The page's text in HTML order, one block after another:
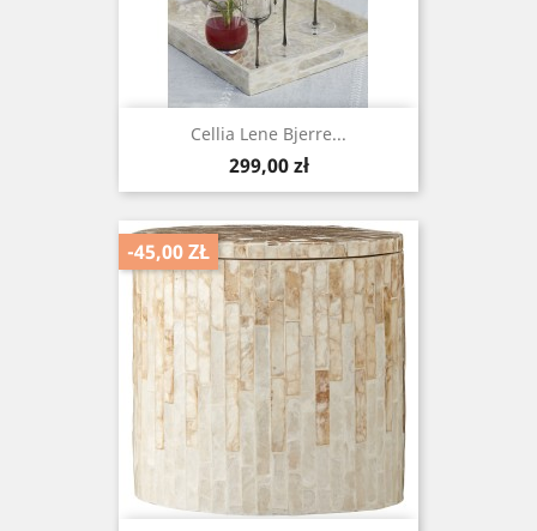
Cellia Lene Bjerre...
Cena
299,00 zł
-45,00 ZŁ